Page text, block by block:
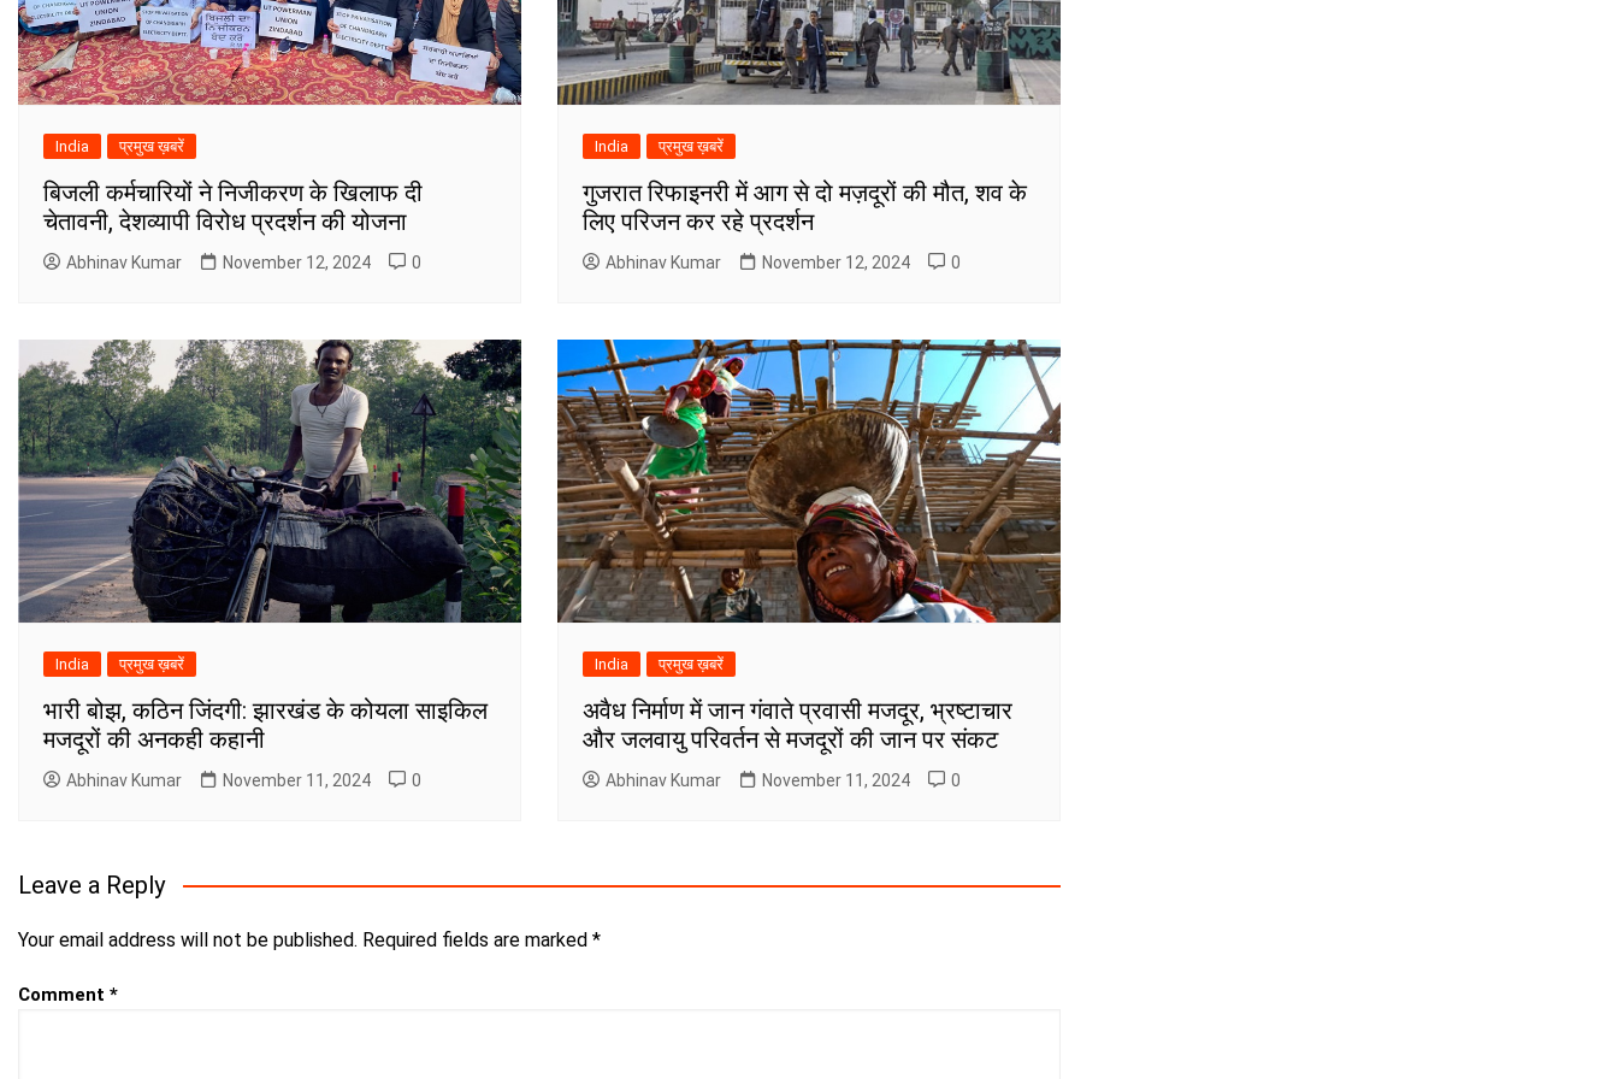
India प्रमुख ख़बरें
बिजली कर्मचारियों ने निजीकरण के खिलाफ दी
चेतावनी, देशव्यापी विरोध प्रदर्शन की योजना
Abhinav Kumar November 12, 2024 0
India प्रमुख ख़बरें
गुजरात रिफाइनरी में आग से दो मज़दूरों की मौत, शव के
लिए परिजन कर रहे प्रदर्शन
Abhinav Kumar November 12, 2024 0
India प्रमुख ख़बरें
भारी बोझ, कठिन जिंदगी: झारखंड के कोयला साइकिल
मजदूरों की अनकही कहानी
Abhinav Kumar November 11, 2024 0
India प्रमुख ख़बरें
अवैध निर्माण में जान गंवाते प्रवासी मजदूर, भ्रष्टाचार
और जलवायु परिवर्तन से मजदूरों की जान पर संकट
Abhinav Kumar November 11, 2024 0
Leave a Reply
Your email address will not be published. Required fields are marked *
Comment *